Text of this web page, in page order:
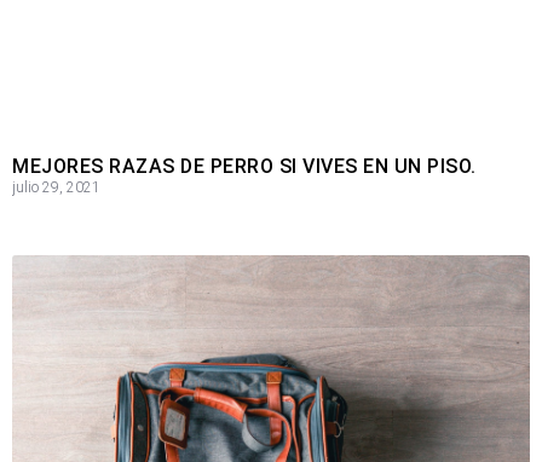
MEJORES RAZAS DE PERRO SI VIVES EN UN PISO.
julio 29, 2021